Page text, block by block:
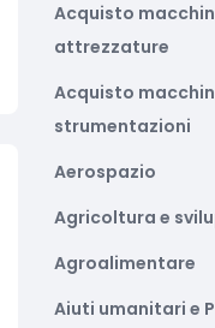
Acquisto
attrezzature
Acquisto
strumentazioni
Aerospazio
Agricoltura e
Agroalimentare
Aiuti umanitari e